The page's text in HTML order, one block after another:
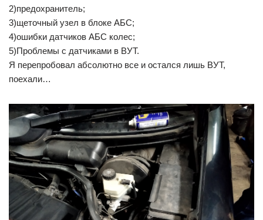
2)предохранитель;
3)щеточный узел в блоке АБС;
4)ошибки датчиков АБС колес;
5)Проблемы с датчиками в ВУТ.
Я перепробовал абсолютно все и остался лишь ВУТ,
поехали…